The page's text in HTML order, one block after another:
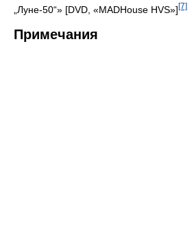
„Луне-50“» [DVD, «MADHouse HVS»] [7]
Примечания